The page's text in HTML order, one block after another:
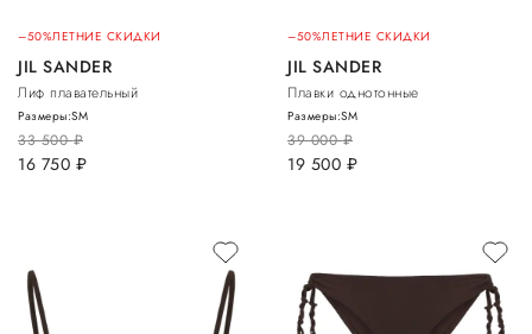
–50%ЛЕТНИЕ СКИДКИ
JIL SANDER
Лиф плавательный
33 500руб.
16 750 руб.
Размеры:SM
–50%ЛЕТНИЕ СКИДКИ
JIL SANDER
Плавки однотонные
39 000руб.
19 500 руб.
Размеры:SM